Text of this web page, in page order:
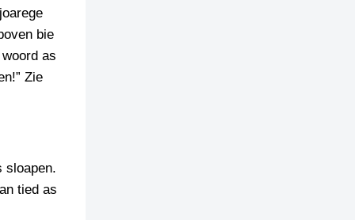
bie
as
Zie
sloapen.
tied as